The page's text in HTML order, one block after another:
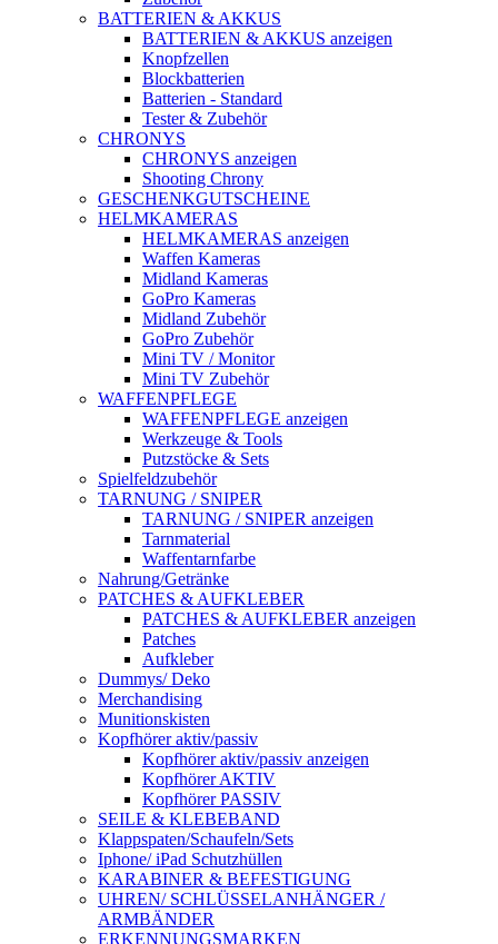
BATTERIEN & AKKUS
BATTERIEN & AKKUS anzeigen
Knopfzellen
Blockbatterien
Batterien - Standard
Tester & Zubehör
CHRONYS
CHRONYS anzeigen
Shooting Chrony
GESCHENKGUTSCHEINE
HELMKAMERAS
HELMKAMERAS anzeigen
Waffen Kameras
Midland Kameras
GoPro Kameras
Midland Zubehör
GoPro Zubehör
Mini TV / Monitor
Mini TV Zubehör
WAFFENPFLEGE
WAFFENPFLEGE anzeigen
Werkzeuge & Tools
Putzstöcke & Sets
Spielfeldzubehör
TARNUNG / SNIPER
TARNUNG / SNIPER anzeigen
Tarnmaterial
Waffentarnfarbe
Nahrung/Getränke
PATCHES & AUFKLEBER
PATCHES & AUFKLEBER anzeigen
Patches
Aufkleber
Dummys/ Deko
Merchandising
Munitionskisten
Kopfhörer aktiv/passiv
Kopfhörer aktiv/passiv anzeigen
Kopfhörer AKTIV
Kopfhörer PASSIV
SEILE & KLEBEBAND
Klappspaten/Schaufeln/Sets
Iphone/ iPad Schutzhüllen
KARABINER & BEFESTIGUNG
UHREN/ SCHLÜSSELANHÄNGER /
ARMBÄNDER
ERKENNUNGSMARKEN